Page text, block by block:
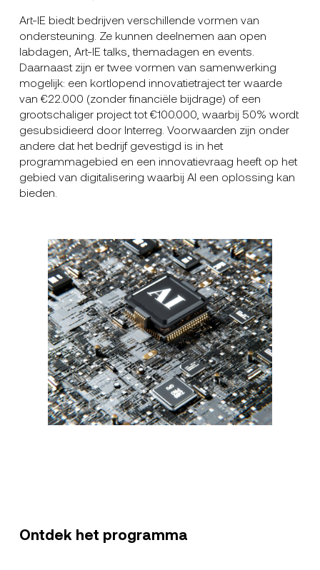
Art-IE biedt bedrijven verschillende vormen van
ondersteuning. Ze kunnen deelnemen aan open
labdagen, Art-IE talks, themadagen en events.
Daarnaast zijn er twee vormen van samenwerking
mogelijk: een kortlopend innovatietraject ter waarde
van €22.000 (zonder financiële bijdrage) of een
grootschaliger project tot €100.000, waarbij 50% wordt
gesubsidieerd door Interreg. Voorwaarden zijn onder
andere dat het bedrijf gevestigd is in het
programmagebied en een innovatievraag heeft op het
gebied van digitalisering waarbij AI een oplossing kan
bieden.
Ontdek het programma